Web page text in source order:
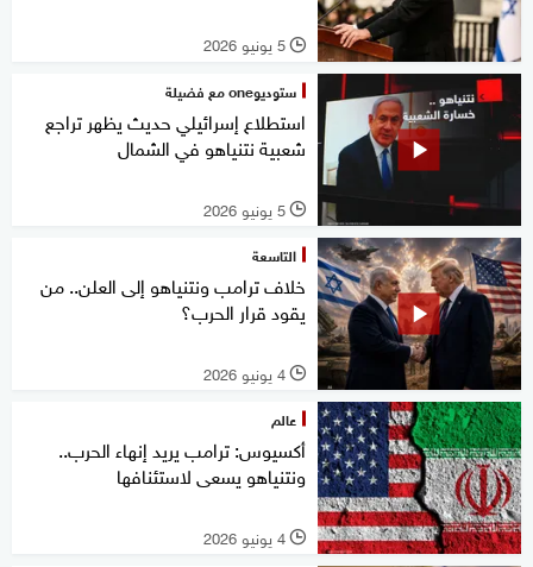
l 5 يونيو 2026
ستوديوone مع فضيلة
استطلاع إسرائيلي حديث يظهر تراجع
شعبية نتنياهو في الشمال
l 5 يونيو 2026
التاسعة
خلاف ترامب ونتنياهو إلى العلن.. من
يقود قرار الحرب؟
l 4 يونيو 2026
عالم
أكسيوس: ترامب يريد إنهاء الحرب..
ونتنياهو يسعى لاستئنافها
l 4 يونيو 2026